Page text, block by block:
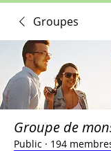
Groupes
Groupe de
Public · 194